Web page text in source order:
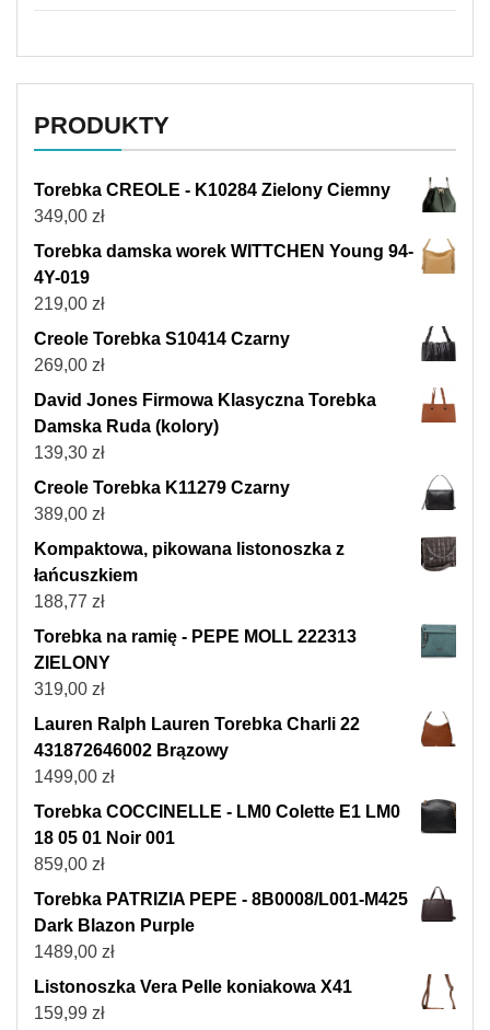
PRODUKTY
Torebka CREOLE - K10284 Zielony Ciemny
349,00 zł
Torebka damska worek WITTCHEN Young 94-
4Y-019
219,00 zł
Creole Torebka S10414 Czarny
269,00 zł
David Jones Firmowa Klasyczna Torebka
Damska Ruda (kolory)
139,30 zł
Creole Torebka K11279 Czarny
389,00 zł
Kompaktowa, pikowana listonoszka z
łańcuszkiem
188,77 zł
Torebka na ramię - PEPE MOLL 222313
ZIELONY
319,00 zł
Lauren Ralph Lauren Torebka Charli 22
431872646002 Brązowy
1499,00 zł
Torebka COCCINELLE - LM0 Colette E1 LM0
18 05 01 Noir 001
859,00 zł
Torebka PATRIZIA PEPE - 8B0008/L001-M425
Dark Blazon Purple
1489,00 zł
Listonoszka Vera Pelle koniakowa X41
159,99 zł